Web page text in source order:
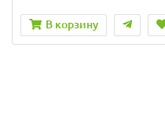
В корзину